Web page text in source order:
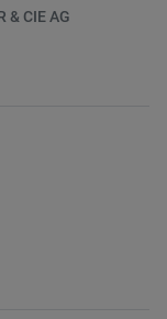
& CIE AG